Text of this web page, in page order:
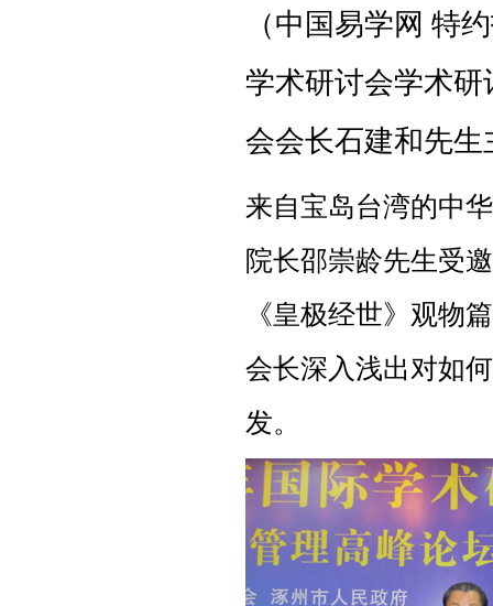
（中国易学网 特
学术研讨会学术
会会长石建和先生
来自宝岛台湾的中
院长邵崇龄先生受
《皇极经世》观物
会长深入浅出对如
发。